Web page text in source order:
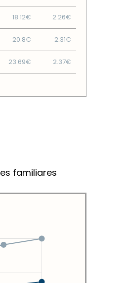
18.12€ 2.26€
20.8€ 2.31€
23.69€ 2.37€
familiares